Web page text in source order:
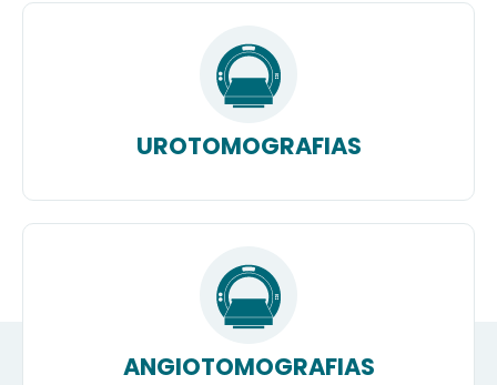
UROTOMOGRAFIAS
ANGIOTOMOGRAFIAS